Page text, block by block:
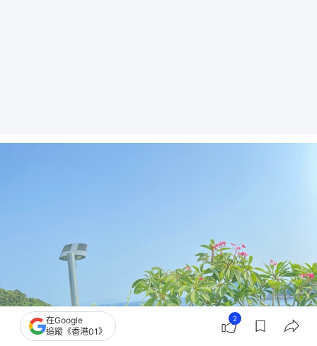
在Google
追蹤《香港01》
2